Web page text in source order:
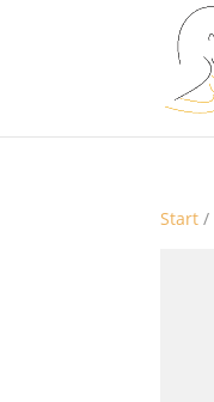
Start /